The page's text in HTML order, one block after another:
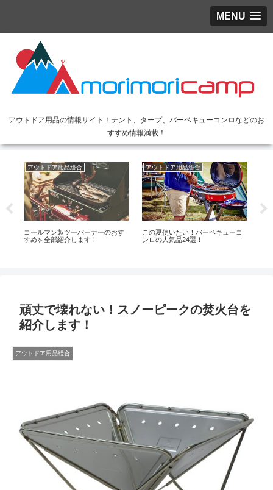
MENU
アウトドア用品の情報サイト！テント、タープ、バーベキューコンロなどのお
すすめ情報満載！
アウトドア用品総合
コールマン製ツーバーナーのおす
すめを全部紹介します！
アウトドア用品総合
この夏使いたい！バーベキューコ
ンロの人気品24選！
頑丈で壊れない！スノーピークの焚火台を
紹介します！
アウトドア用品総合